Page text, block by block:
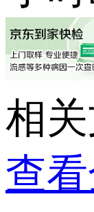
相
查